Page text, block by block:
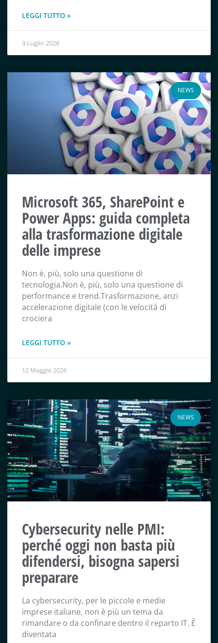
LEGGI TUTTO »
3 Luglio 2026
NEWS
Microsoft 365, SharePoint e
Power Apps: guida completa
alla trasformazione digitale
delle imprese
Non è, più, solo una questione di
tecnologia.Non è, più, solo una questione di
performance e trend.Trasformazione, anzi
accelerazione digitale (con le velocità di
crociera
LEGGI TUTTO »
12 Maggio 2026
NEWS
Cybersecurity nelle PMI:
perché oggi non basta più
difendersi, bisogna sapersi
preparare
La cybersecurity, per le piccole e medie
imprese italiane, non è più un tema da
rimandare o da confinare dentro il reparto IT. È
diventata